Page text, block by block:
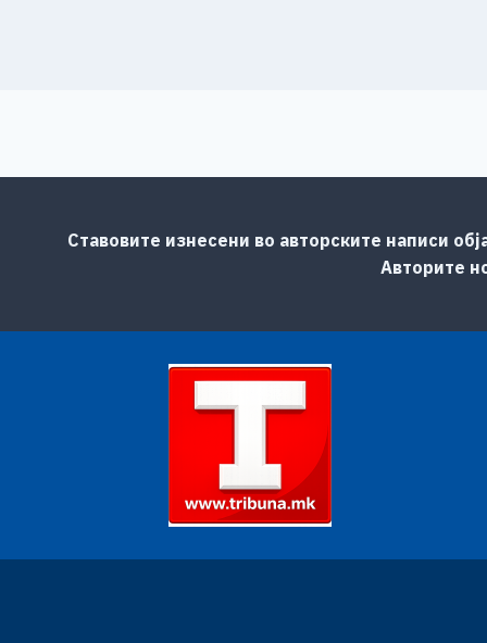
Ставовите изнесени во авторските написи
Авторите